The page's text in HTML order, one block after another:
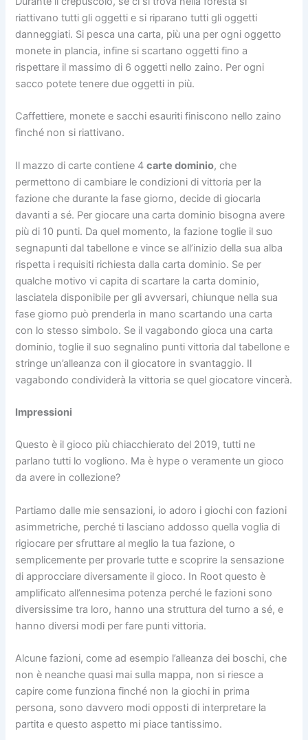
riattivano tutti gli oggetti e si riparano tutti gli oggetti
danneggiati. Si pesca una carta, più una per ogni oggetto
monete in plancia, infine si scartano oggetti fino a
rispettare il massimo di 6 oggetti nello zaino. Per ogni
sacco potete tenere due oggetti in più.
Caffettiere, monete e sacchi esauriti finiscono nello zaino
finché non si riattivano.
Il mazzo di carte contiene 4carte dominio, che
permettono di cambiare le condizioni di vittoria per la
fazione che durante la fase giorno, decide di giocarla
davanti a sé. Per giocare una carta dominio bisogna avere
più di 10 punti. Da quel momento, la fazione toglie il suo
segnapunti dal tabellone e vince se all’inizio della sua alba
rispetta i requisiti richiesta dalla carta dominio. Se per
qualche motivo vi capita di scartare la carta dominio,
lasciatela disponibile per gli avversari, chiunque nella sua
fase giorno può prenderla in mano scartando una carta
con lo stesso simbolo. Se il vagabondo gioca una carta
dominio, toglie il suo segnalino punti vittoria dal tabellone e
stringe un’alleanza con il giocatore in svantaggio. Il
vagabondo condividerà la vittoria se quel giocatore vincerà.
Impressioni
Questo è il gioco più chiacchierato del 2019, tutti ne
parlano tutti lo vogliono. Ma è hype o veramente un gioco
da avere in collezione?
Partiamo dalle mie sensazioni, io adoro i giochi con fazioni
asimmetriche, perché ti lasciano addosso quella voglia di
rigiocare per sfruttare al meglio la tua fazione, o
semplicemente per provarle tutte e scoprire la sensazione
di approcciare diversamente il gioco. In Root questo è
amplificato all’ennesima potenza perché le fazioni sono
diversissime tra loro, hanno una struttura del turno a sé, e
hanno diversi modi per fare punti vittoria.
Alcune fazioni, come ad esempio l’alleanza dei boschi, che
non è neanche quasi mai sulla mappa, non si riesce a
capire come funziona finché non la giochi in prima
persona, sono davvero modi opposti di interpretare la
partita e questo aspetto mi piace tantissimo.